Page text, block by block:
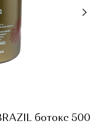
ботокс 500